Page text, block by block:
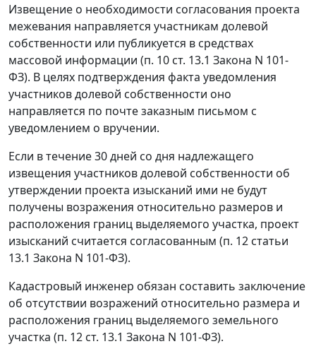
Извещение о необходимости согласования проекта
межевания направляется участникам долевой
собственности или публикуется в средствах
массовой информации (п. 10 ст. 13.1 Закона N 101-
ФЗ). В целях подтверждения факта уведомления
участников долевой собственности оно
направляется по почте заказным письмом с
уведомлением о вручении.
Если в течение 30 дней со дня надлежащего
извещения участников долевой собственности об
утверждении проекта изысканий ими не будут
получены возражения относительно размеров и
расположения границ выделяемого участка, проект
изысканий считается согласованным (п. 12 статьи
13.1 Закона N 101-ФЗ).
Кадастровый инженер обязан составить заключение
об отсутствии возражений относительно размера и
расположения границ выделяемого земельного
участка (п. 12 ст. 13.1 Закона N 101-ФЗ).